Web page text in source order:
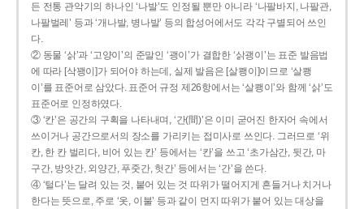
든 전통 관악기의 하나인 ‘나발’도 인정될 뿐만 아니라 ‘나팔바지, 나팔관,
나팔벌레’ 등과 ‘개나발, 병나발’ 등의 합성어에서도 각각 구별되어 쓰인
다.
② 동물 ‘삵’과 ‘고양이’의 준말인 ‘괭이’가 결합한 ‘삵괭이’는 표준 발음법
에 따라 [삭꽹이]가 되어야 하는데, 실제 발음은 [살쾡이]이므로 ‘살쾡
이’를 표준어로 삼았다. 표준어 규정 제26항에서는 ‘살쾡이’와 함께 ‘삵’도
표준어로 인정하였다.
③ ‘칸’은 공간의 구획을 나타내며, ‘간(間)’은 이미 굳어진 한자어 속에서
쓰이거나 공간으로서의 장소를 가리키는 접미사로 쓰인다. 그러므로 ‘위
칸, 한 칸 벌리다, 비어 있는 칸’ 등에서는 ‘칸’을 쓰고 ‘초가삼간, 뒷간, 마
구간, 방앗간, 외양간, 푸줏간, 헛간’ 등에서는 ‘간’을 쓴다.
④ ‘털다’는 달려 있는 것, 붙어 있는 것 따위가 떨어지게 흔들거나 치거나
한다는 뜻으로, 주로 ‘옷, 이불’ 등과 같이 먼지 따위가 붙어 있는 대상을